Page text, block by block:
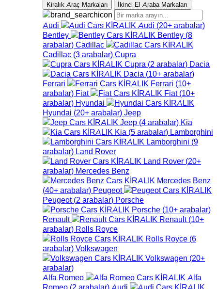
Kiralık Araç Markaları İkinci El Araba Markaları
Audi Audi (20+ arabalar)
Bentley
Bentley (8
arabalar) Cadillac
Cadillac (3 arabalar) Cupra
Cupra (2 arabalar) Dacia
Dacia (10+ arabalar)
Ferrari
Ferrari (10+
arabalar) Fiat Fiat (10+
arabalar) Hyundai
Hyundai (20+ arabalar) Jeep
Jeep (4 arabalar) Kia
Kia (5 arabalar) Lamborghini
Lamborghini (9
arabalar) Land Rover
Land Rover (20+
arabalar) Mercedes Benz
Mercedes Benz
(40+ arabalar) Peugeot
Peugeot (2 arabalar) Porsche
Porsche (10+ arabalar)
Renault
Renault (10+
arabalar) Rolls Royce
Rolls Royce (6
arabalar) Volkswagen
Volkswagen (20+
arabalar)
Alfa Romeo
Alfa